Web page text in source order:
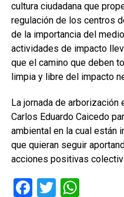
cultura ciudadana que
regulación de los centros
de la importancia del
actividades de impacto
que el camino que deben
limpia y libre del impacto
La jornada de
Carlos Eduardo Caicedo
ambiental en la cual están
que quieran seguir
acciones positivas
Facebook
Twitter